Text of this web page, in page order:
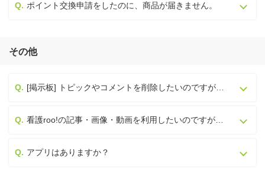
ポイント交換申請をしたのに、商品が届きません。
その他
[掲示板] トピックやコメントを削除したいのですが…
看護roo!の記事・画像・動画を利用したいのですが…
アプリはありますか？